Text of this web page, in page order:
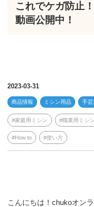
これでケガ防止
動画公開中！
2023-03-31
商品情報 ミシン用品 手芸
家庭用ミシン 職業用ミシン
How to 使い方
こんにちは！chukoオン